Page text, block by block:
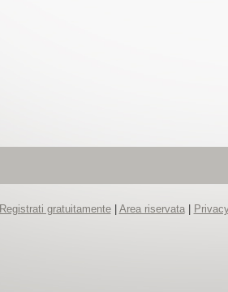
Registrati gratuitamente| Area riservata|